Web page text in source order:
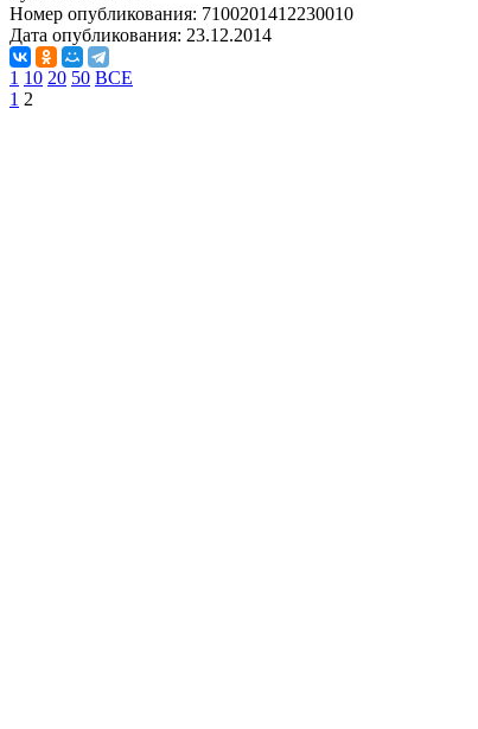
Номер опубликования: 7100201412230010
Дата опубликования: 23.12.2014
1 10 20 50 ВСЕ
1 2